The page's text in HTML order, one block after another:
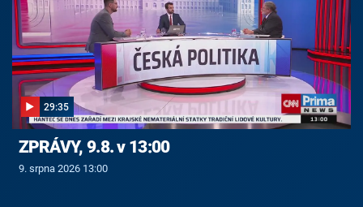
29:35
ZPRÁVY, 9.8. v 13:00
9. srpna 2026 13:00